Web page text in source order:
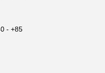
- +85